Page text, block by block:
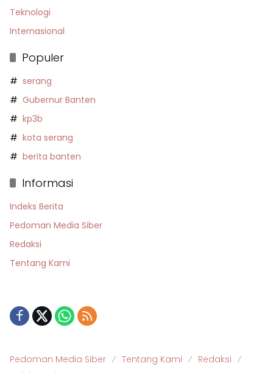
Teknologi
Internasional
Populer
serang
Gubernur Banten
kp3b
kota serang
berita banten
Informasi
Indeks Berita
Pedoman Media Siber
Redaksi
Tentang Kami
Pedoman Media Siber Tentang Kami
Redaksi